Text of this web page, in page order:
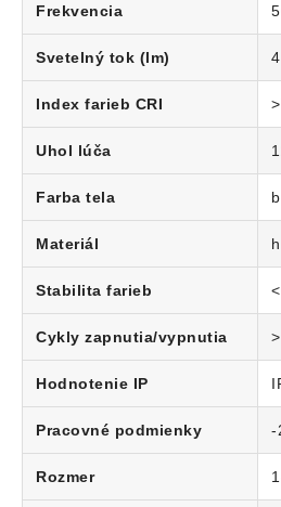
Frekvencia
Svetelný tok (lm)
Index farieb CRI
Uhol lúča
Farba tela
Materiál
Stabilita farieb
Cykly zapnutia/vypnutia
Hodnotenie IP
Pracovné podmienky -
Rozmer